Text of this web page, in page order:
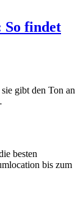
So findet
gibt den Ton an
besten
bis zum